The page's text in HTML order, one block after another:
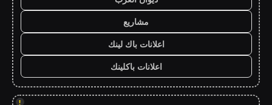
مشاريع
اعلانات باك لينك
اعلانات باكلينك
!